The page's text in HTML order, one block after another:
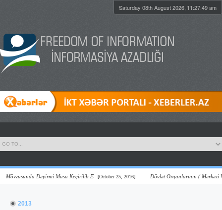
Saturday 08th August 2026, 11:27:49 am
Dəyirmi Masa Keçirilib Ξ [October 25, 2016] Dövlət Orqanlarının ( Mərkəzi Və
2013